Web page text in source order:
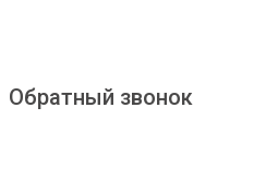
Обратный звонок